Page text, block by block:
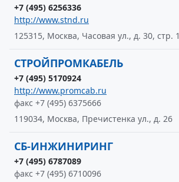
+7 (495) 6256336
http://www.stnd.ru
125315, Москва, Часовая ул., д. 30, стр. 1
СТРОЙПРОМКАБЕЛЬ
+7 (495) 5170924
http://www.promcab.ru
факс +7 (495) 6375666
119034, Москва, Пречистенка ул., д. 26
СБ-ИНЖИНИРИНГ
+7 (495) 6787089
факс +7 (495) 6710096